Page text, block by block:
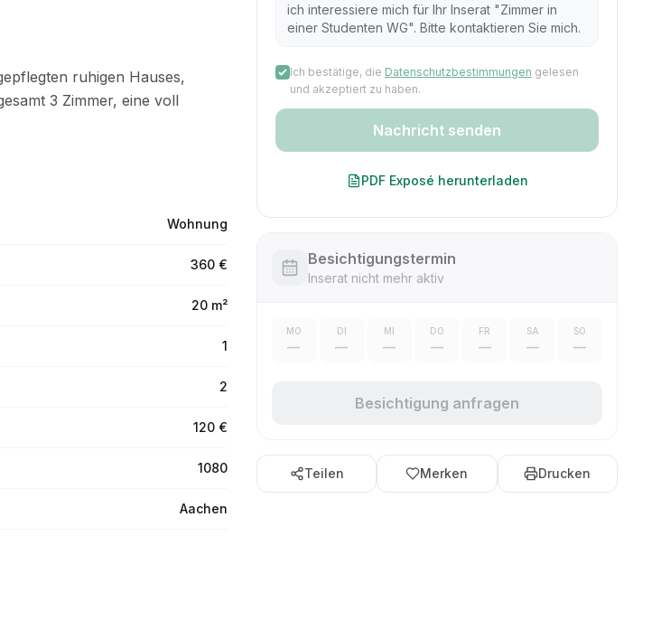
Wohnung
360 €
20 m²
1
2
120 €
1080
Aachen
Ich bestätige, die Datenschutzbestimmungen gelesen
und akzeptiert zu haben.
Nachricht senden
PDF Exposé herunterladen
Besichtigungstermin
Inserat nicht mehr aktiv
MO
—
DI
—
MI
—
DO
—
FR
—
SA
—
SO
—
Besichtigung anfragen
Teilen Merken Drucken